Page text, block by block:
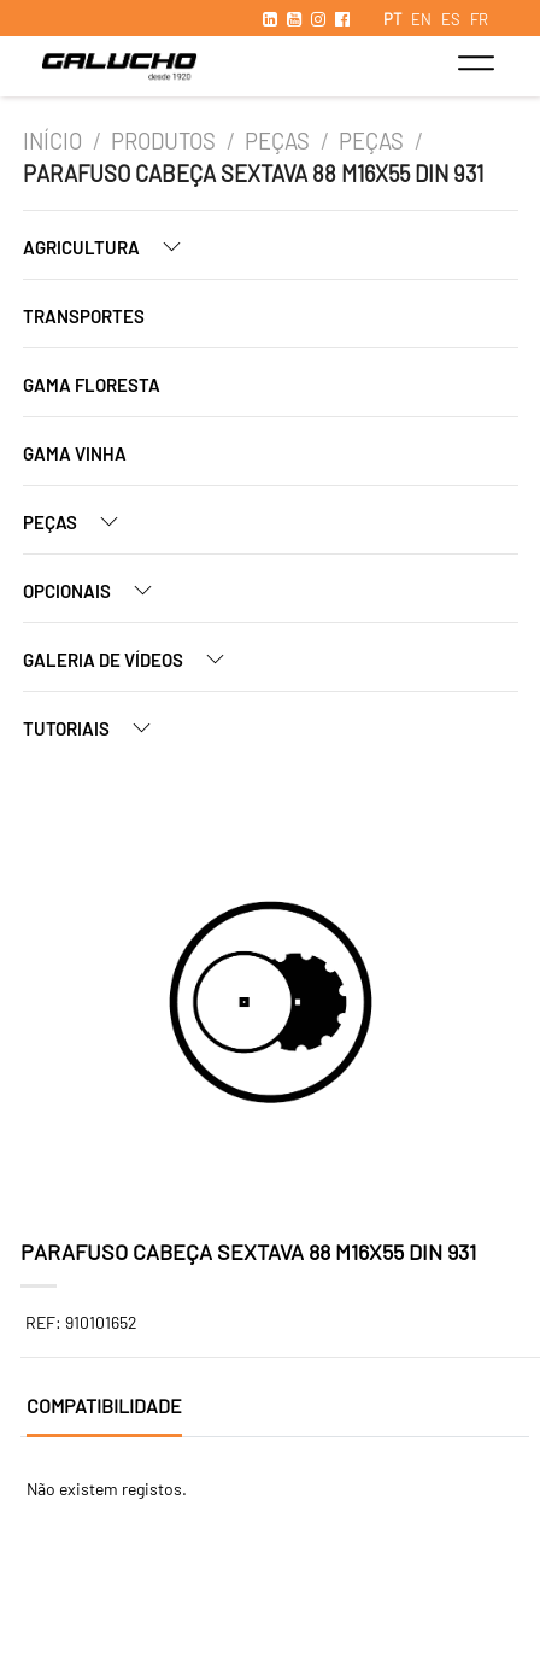
PT EN ES FR
INÍCIO / PRODUTOS / PEÇAS / PEÇAS /
PARAFUSO CABEÇA SEXTAVA 88 M16X55 DIN 931
AGRICULTURA
TRANSPORTES
GAMA FLORESTA
GAMA VINHA
PEÇAS
OPCIONAIS
GALERIA DE VÍDEOS
TUTORIAIS
PARAFUSO CABEÇA SEXTAVA 88 M16X55 DIN 931
REF: 910101652
COMPATIBILIDADE
Não existem registos.